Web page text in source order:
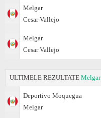
Melgar
Cesar Vallejo
Melgar
Cesar Vallejo
ULTIMELE REZULTATE Melgar
Deportivo Moquegua
Melgar